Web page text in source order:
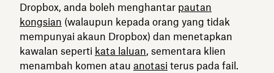
Dropbox, anda boleh menghantar pautan
kongsian (walaupun kepada orang yang tidak
mempunyai akaun Dropbox) dan menetapkan
kawalan seperti kata laluan, sementara klien
menambah komen atau anotasi terus pada fail.